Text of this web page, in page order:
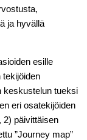
ja hyvällä
esille
tekijöiden
keskustelun tueksi
eri osatekijöiden
2) päivittäisen
”Journey map”